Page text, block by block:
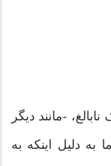
-مانند دیگر
دلیل اینکه به